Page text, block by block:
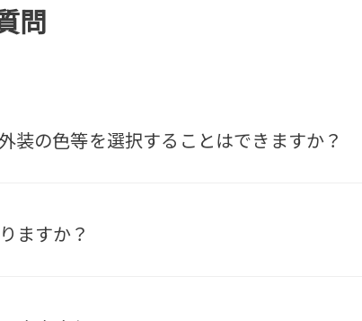
問
の色等を選択することはできますか？
ますか？